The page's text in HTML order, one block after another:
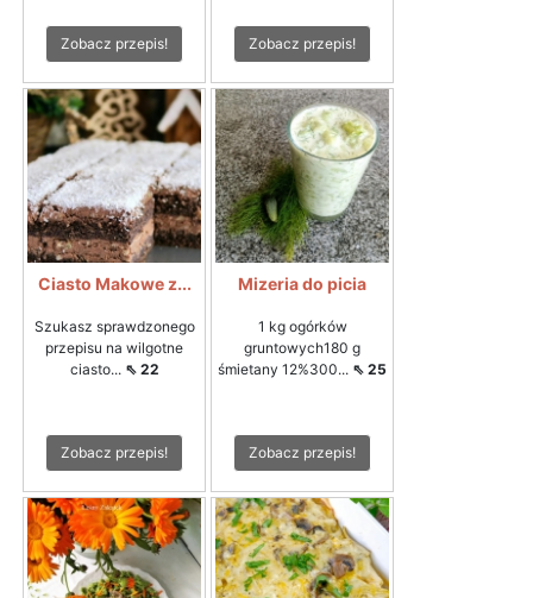
Zobacz przepis! Zobacz przepis!
Ciasto Makowe z...
Szukasz sprawdzonego
przepisu na wilgotne
ciasto... ⇖ 22
Zobacz przepis!
Mizeria do picia
1 kg ogórków
gruntowych180 g
śmietany 12%300... ⇖ 25
Zobacz przepis!